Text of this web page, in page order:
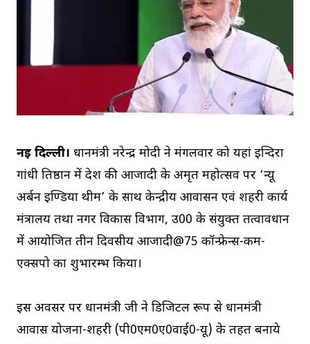
नई दिल्ली। प्रधानमंत्री नरेन्द्र मोदी ने मंगलवार को यहां इन्दिरा
गांधी प्रतिष्ठान में देश की आजादी के अमृत महोत्सव पर ‘न्यू
अर्बन इण्डिया थीम’ के साथ केन्द्रीय आवासन एवं शहरी कार्य
मंत्रालय तथा नगर विकास विभाग, उ0प्र0 के संयुक्त तत्वावधान
में आयोजित तीन दिवसीय आजादी@75 कॉन्फ्रेन्स-कम-
एक्सपो का शुभारम्भ किया।
इस अवसर पर प्रधानमंत्री जी ने डिजिटल रूप से प्रधानमंत्री
आवास योजना-शहरी (पी0एम0ए0वाई0-यू) के तहत बनाये